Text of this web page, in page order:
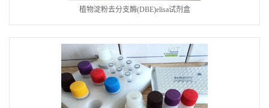
植物淀粉去分支酶(DBE)elisa试剂盒